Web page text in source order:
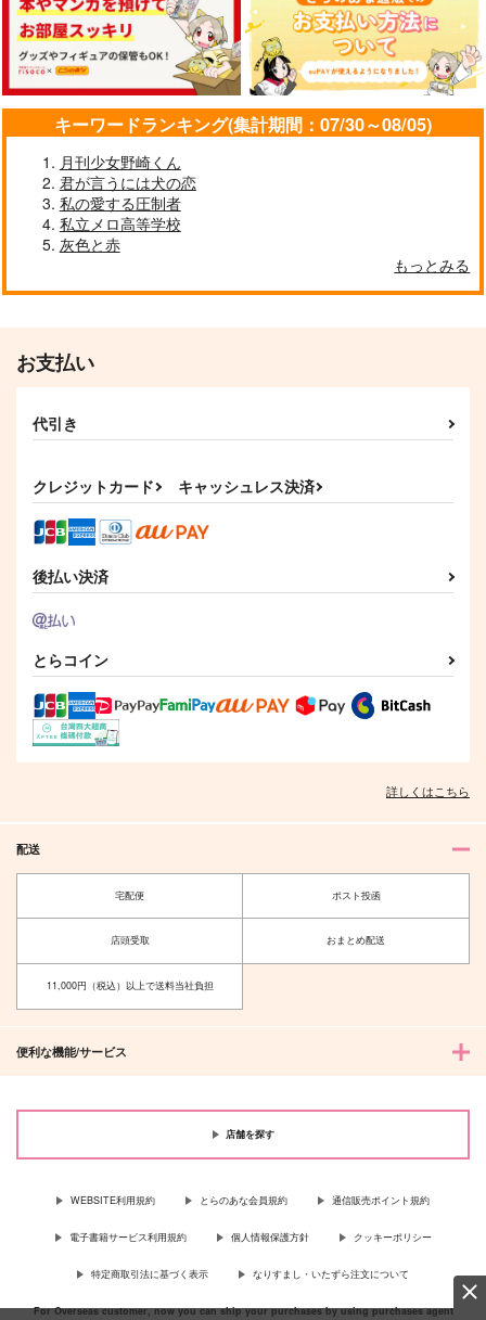
サンプル
作品詳細
サンプル
作品詳細
サンプル
作品詳細
木草弥生
No.3
雑渡昆奈門×善法寺伊作
サンプル
作品詳細
サンプル
キーワードランキング(集計期間：07/30～08/05)
月刊少女野崎くん
君が言うには犬の恋
私の愛する圧制者
私立メロ高等学校
灰色と赤
もっとみる
お支払い
代引き
クレジットカード キャッシュレス決済
後払い決済
とらコイン
詳しくはこちら
配送
宅配便 ポスト投函
店頭受取 おまとめ配送
11,000円（税込）以上で送料当社負担
便利な機能/サービス
店舗を探す
WEBSITE利用規約 とらのあな会員規約 通信販売ポイント規約
電子書籍サービス利用規約 個人情報保護方針 クッキーポリシー
特定商取引法に基づく表示 なりすまし・いたずら注文について
For Overseas customer, now you can ship your purchases by using purchases agent